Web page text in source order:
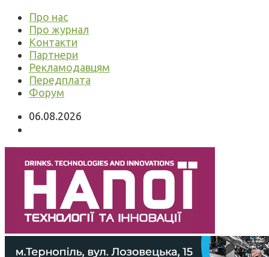
Про нас
Про журнал
Контакти
Партнери
Рекламодавцям
Передплата
Форум
06.08.2026